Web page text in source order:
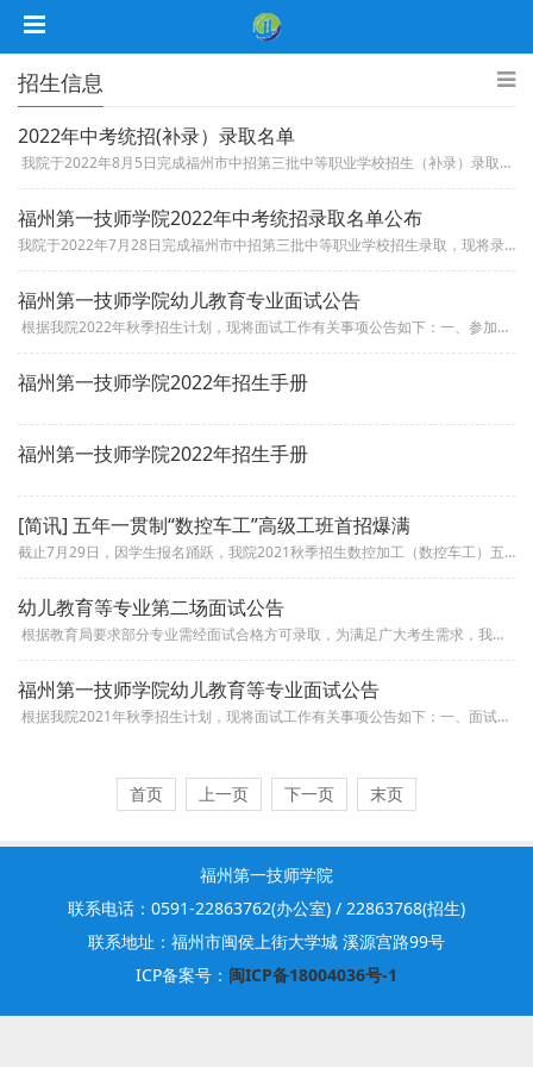
招生信息
2022年中考统招(补录）录取名单
我院于2022年8月5日完成福州市中招第三批中等职业学校招生（补录）录取，现将录取学生名单公布如下（按专业）注意事项：...
福州第一技师学院2022年中考统招录取名单公布
我院于2022年7月28日完成福州市中招第三批中等职业学校招生录取，现将录取学生名单公布如下（按专业）：注意事项：1、请...
福州第一技师学院幼儿教育专业面试公告
根据我院2022年秋季招生计划，现将面试工作有关事项公告如下：一、参加面试人员：报考我院幼儿教育专业的应届初中毕业生。...
福州第一技师学院2022年招生手册
福州第一技师学院2022年招生手册
[简讯] 五年一贯制“数控车工”高级工班首招爆满
截止7月29日，因学生报名踊跃，我院2021秋季招生数控加工（数控车工）五年制高级工专业顺利完成招生计划。这是我院首次招...
幼儿教育等专业第二场面试公告
根据教育局要求部分专业需经面试合格方可录取，为满足广大考生需求，我院安排第二场面试，现将面试工作有关事项公告如下：一、...
福州第一技师学院幼儿教育等专业面试公告
根据我院2021年秋季招生计划，现将面试工作有关事项公告如下：一、面试专业：幼儿教育（保育员）、烹饪（中式烹调）、烹饪...
首页 上一页 下一页 末页
福州第一技师学院
联系电话：0591-22863762(办公室) / 22863768(招生)
联系地址：福州市闽侯上街大学城 溪源宫路99号
ICP备案号： 闽ICP备18004036号-1